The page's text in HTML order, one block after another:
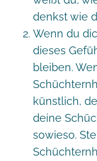
denkst wie
Wenn du
dieses
bleiben.
künstlich,
deine
sowieso.